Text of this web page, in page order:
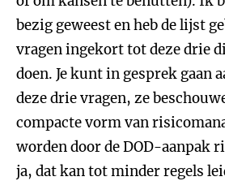
bezig geweest en heb de lijst
vragen ingekort tot deze drie
doen. Je kunt in gesprek gaan
deze drie vragen, ze
compacte vorm van
worden door de DOD-aanpak
ja, dat kan tot minder regels